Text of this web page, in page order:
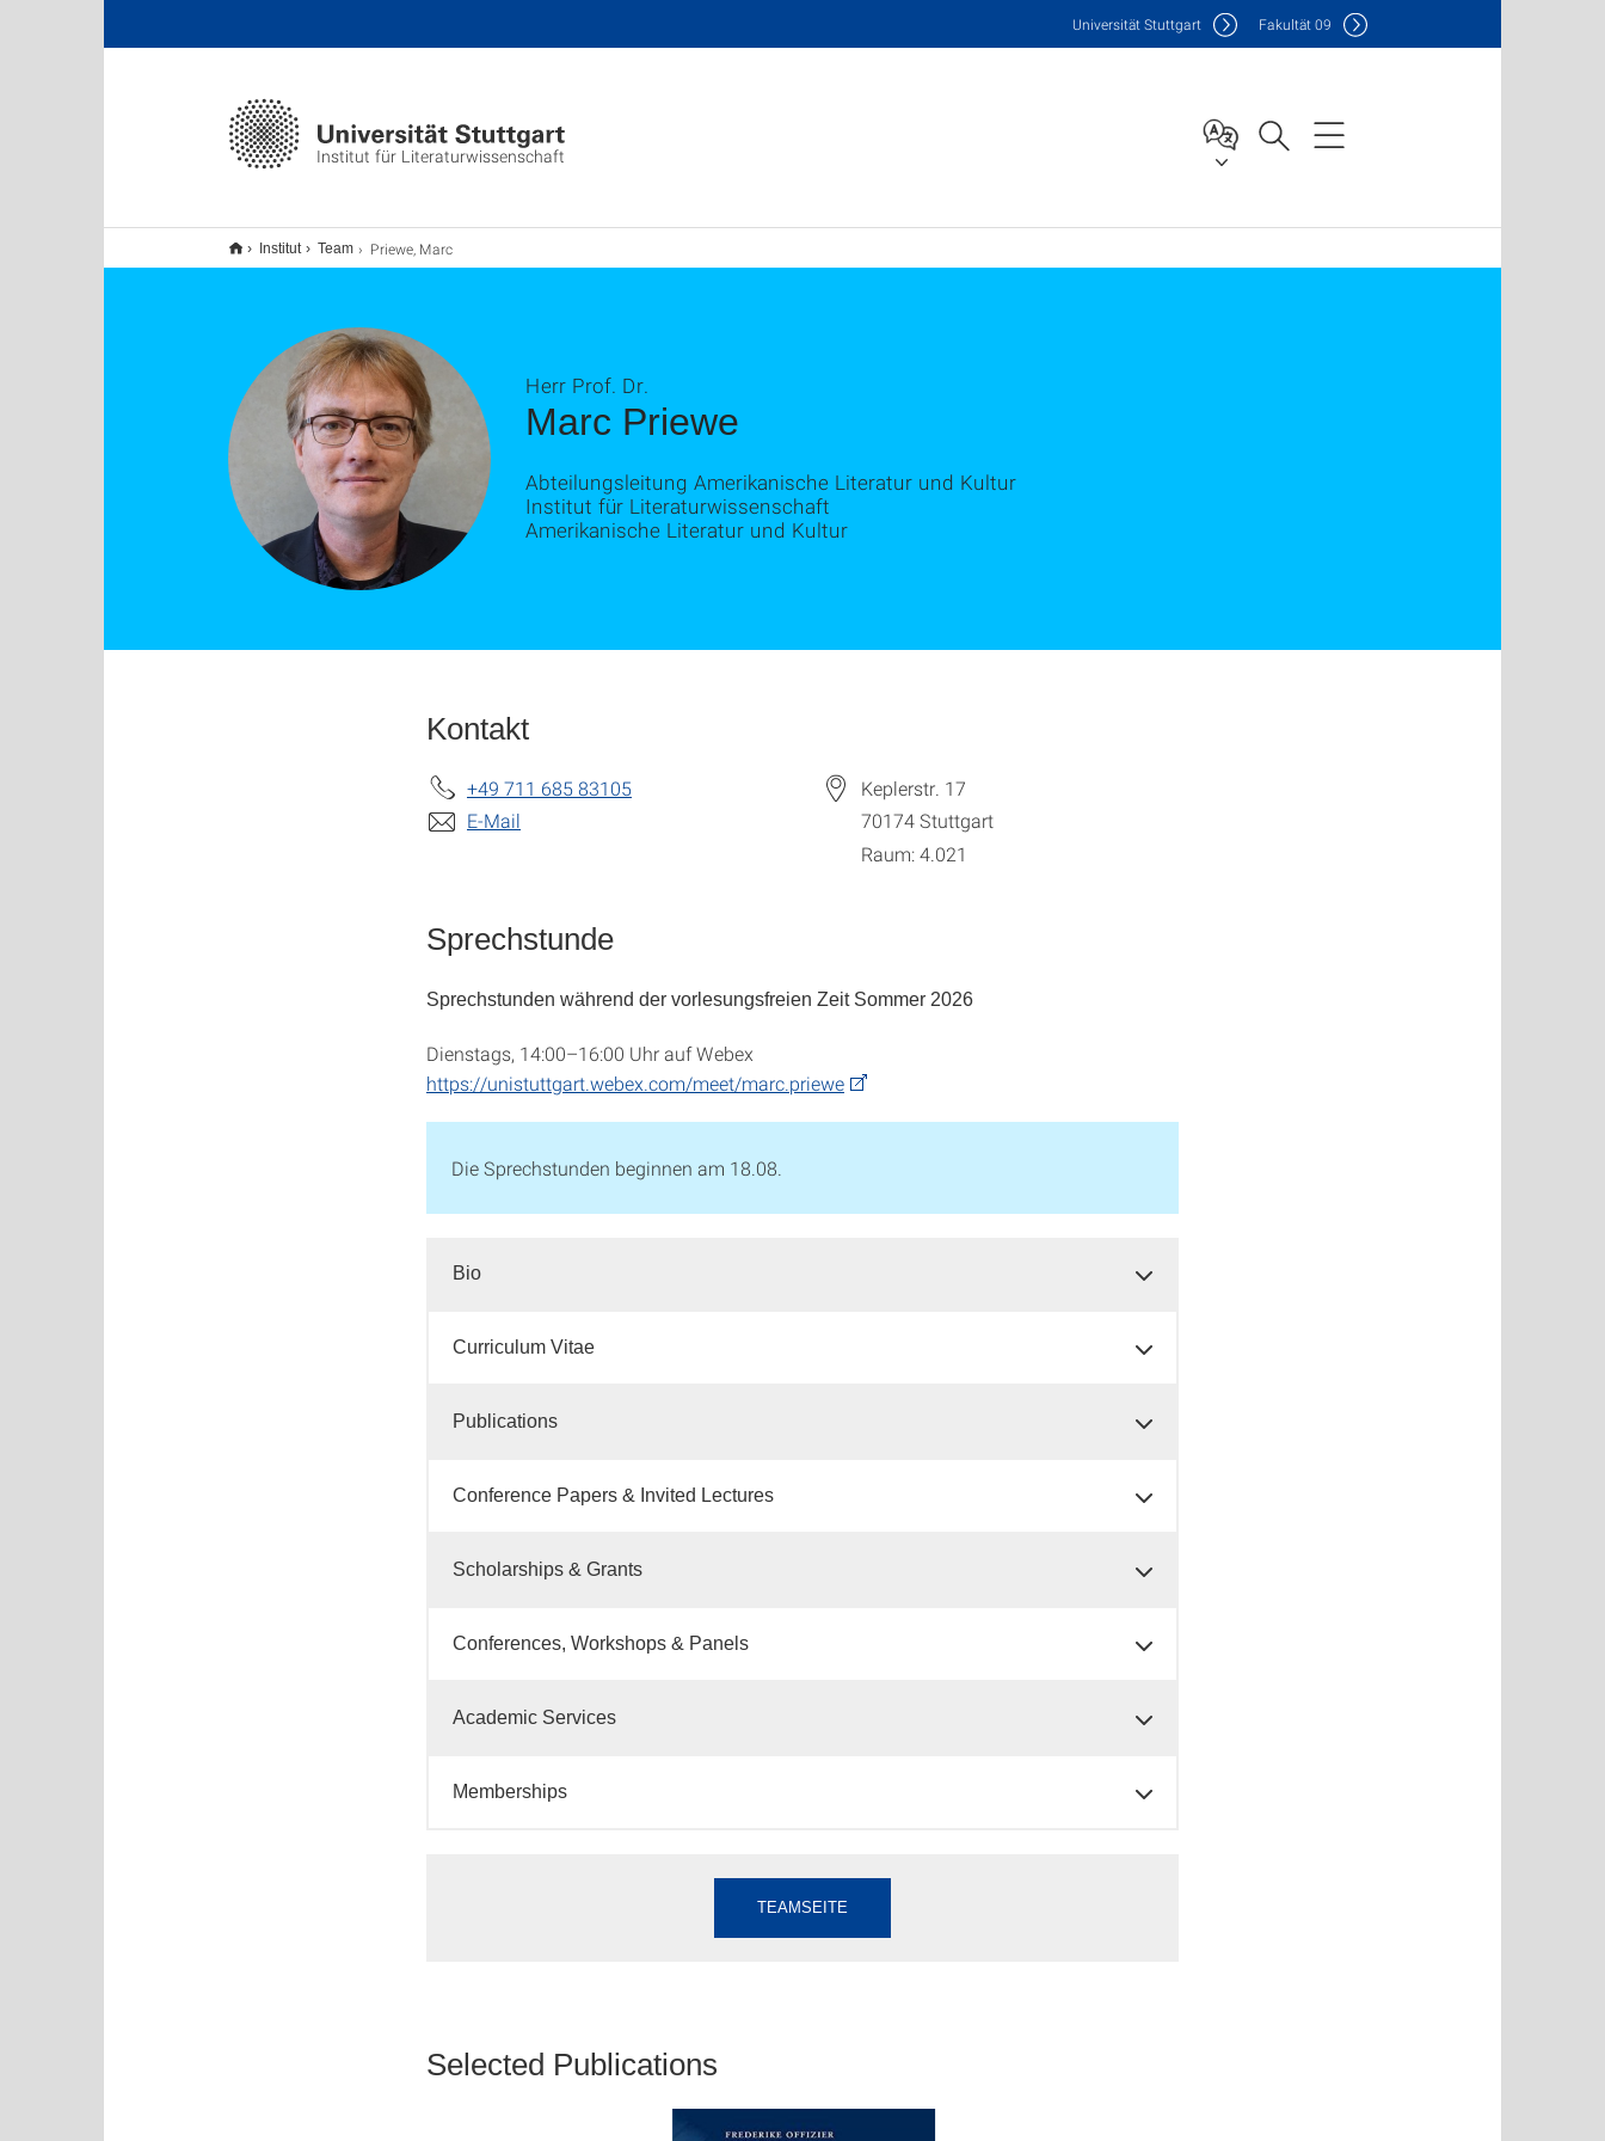
Institut für Literaturwissenschaft
Universität Stuttgart Fakultät09
Institut Team Priewe, Marc
Marc Priewe
Herr Prof. Dr.
Abteilungsleitung Amerikanische Literatur und Kultur
Institut für Literaturwissenschaft
Amerikanische Literatur und Kultur
Kontakt
+49 711 685 83105
E-Mail
Keplerstr. 17
70174Stuttgart
Raum: 4.021
Sprechstunde
Sprechstunden während der vorlesungsfreien Zeit Sommer 2026
Dienstags, 14:00–16:00 Uhr auf Webex
https://unistuttgart.webex.com/meet/marc.priewe
Die Sprechstunden beginnen am 18.08.
Bio
Curriculum Vitae
Publications
Conference Papers & Invited Lectures
Scholarships & Grants
Conferences, Workshops & Panels
Academic Services
Memberships
TEAMSEITE
Selected Publications